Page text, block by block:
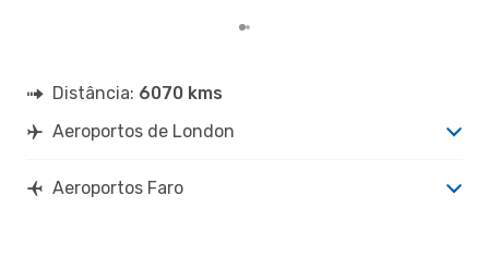
Distância: 6070 kms
Aeroportos de London
Aeroportos Faro